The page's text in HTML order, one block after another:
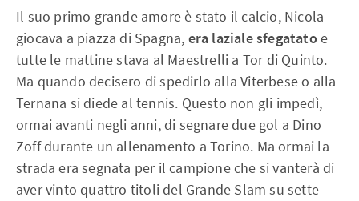
Il suo primo grande amore è stato il calcio, Nicola
giocava a piazza di Spagna, era laziale sfegatatoe
tutte le mattine stava al Maestrelli a Tor di Quinto.
Ma quando decisero di spedirlo alla Viterbese o alla
Ternana si diede al tennis. Questo non gli impedì,
ormai avanti negli anni, di segnare due gol a Dino
Zoff durante un allenamento a Torino. Ma ormai la
strada era segnata per il campione che si vanterà di
aver vinto quattro titoli del Grande Slam su sette